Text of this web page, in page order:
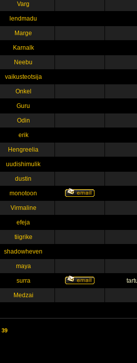
Varg
lendmadu
Marge
Karnalk
Neebu
vaikusteotsija
Onkel
Guru
Odin
erik
Hengreelia
uudishimulik
dustin
monotoon
Virmaline
efeja
tiigrike
shadowheven
maya
surra
Medzai
39